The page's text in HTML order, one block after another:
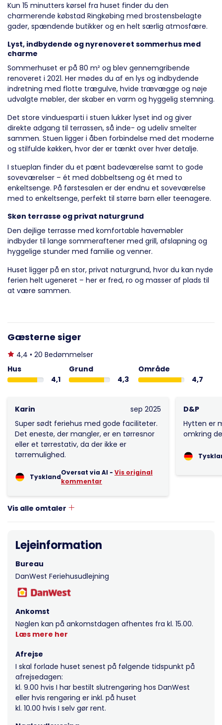
Kun 15 minutters kørsel fra huset finder du den
charmerende købstad Ringkøbing med brostensbelagte
gader, spændende butikker og en helt særlig atmosfære.
Lyst, indbydende og nyrenoveret sommerhus med
charme
Sommerhuset er på 80 m² og blev gennemgribende
renoveret i 2021. Her mødes du af en lys og indbydende
indretning med flotte trægulve, hvide trævægge og nøje
udvalgte møbler, der skaber en varm og hyggelig stemning.
Det store vinduesparti i stuen lukker lyset ind og giver
direkte adgang til terrassen, så inde- og udeliv smelter
sammen. Stuen ligger i åben forbindelse med det moderne
og stilfulde køkken, hvor der er tænkt over hver detalje.
I stueplan finder du et pænt badeværelse samt to gode
soveværelser – ét med dobbeltseng og ét med to
enkeltsenge. På førstesalen er der endnu et soveværelse
med to enkeltsenge, perfekt til større børn eller teenagere.
Skøn terrasse og privat naturgrund
Den dejlige terrasse med komfortable havemøbler
indbyder til lange sommeraftener med grill, afslapning og
hyggelige stunder med familie og venner.
Huset ligger på en stor, privat naturgrund, hvor du kan nyde
ferien helt ugeneret – her er fred, ro og masser af plads til
at være sammen.
Gæsterne siger
4,4 • 20 Bedømmelser
Hus
4,1
Grund
4,3
Område
4,7
Karin
sep 2025
Super sødt feriehus med gode faciliteter.
Det eneste, der mangler, er en tørresnor
eller et tørrestativ, da der ikke er
tørremulighed.
Tyskland
Oversat via AI - Vis original
kommentar
D&P
Hytten er
omkring
Vis alle omtaler
Lejeinformation
Bureau
DanWest Feriehusudlejning
Ankomst
Nøglen kan på ankomstdagen afhentes fra kl. 15.00.
Læs mere her
Afrejse
I skal forlade huset senest på følgende tidspunkt på
afrejsedagen:
kl. 9.00 hvis I har bestilt slutrengøring hos DanWest
eller hvis rengøring er inkl. på huset
kl. 10.00 hvis I selv gør rent.